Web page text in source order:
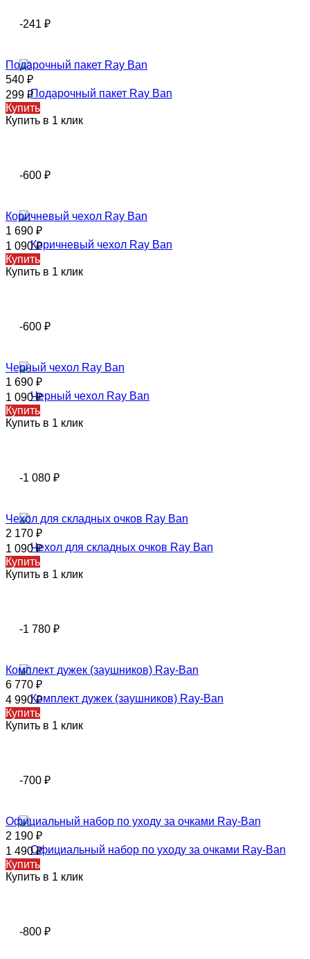
-241 ₽
Подарочный пакет Ray Ban
540 ₽
299 ₽
Купить
Купить в 1 клик
-600 ₽
Коричневый чехол Ray Ban
1 690 ₽
1 090₽
Купить
Купить в 1 клик
-600 ₽
Черный чехол Ray Ban
1 690 ₽
1 090₽
Купить
Купить в 1 клик
-1 080 ₽
Чехол для складных очков Ray Ban
2 170 ₽
1 090₽
Купить
Купить в 1 клик
-1 780 ₽
Комплект дужек (заушников) Ray-Ban
6 770 ₽
4 990₽
Купить
Купить в 1 клик
-700 ₽
Официальный набор по уходу за очками Ray-Ban
2 190 ₽
1 490₽
Купить
Купить в 1 клик
-800 ₽